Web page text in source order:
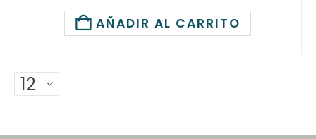
AÑADIR AL CARRITO